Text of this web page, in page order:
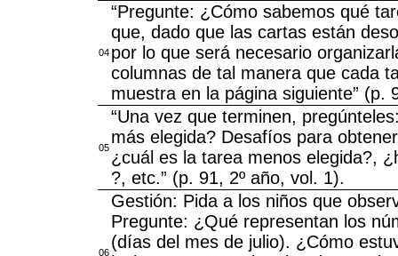
04
“Pregunte: ¿Cómo sabemos qué
que, dado que las cartas están
por lo que será necesario
columnas de tal manera que cada
muestra en la página siguiente” (p.
05
“Una vez que terminen,
más elegida? Desafíos para
¿cuál es la tarea menos elegida?,
?, etc.” (p. 91, 2º año, vol. 1).
06
Gestión: Pida a los niños que
Pregunte: ¿Qué representan los
(días del mes de julio). ¿Cómo